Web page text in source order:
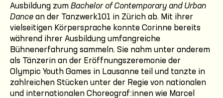
Ausbildung zum Bachelor of Contemporary and Urban
Dance an der Tanzwerk101 in Zürich ab. Mit ihrer
vielseitigen Körpersprache konnte Corinne bereits
während ihrer Ausbildung umfangreiche
Bühnenerfahrung sammeln. Sie nahm unter anderem
als Tänzerin an der Eröffnungszeremonie der
Olympic Youth Games in Lausanne teil und tanzte in
zahlreichen Stücken unter der Regie von nationalen
und internationalen Choreograf:innen wie Marcel